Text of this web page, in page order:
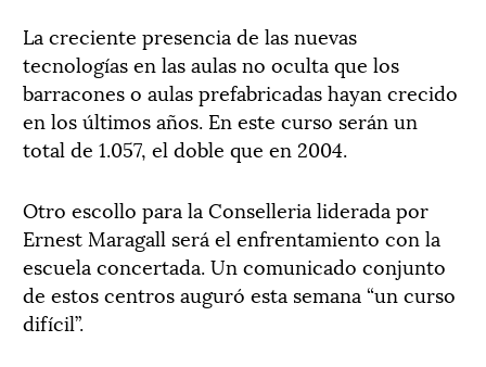
La creciente presencia de las nuevas
tecnologías en las aulas no oculta que los
barracones o aulas prefabricadas hayan crecido
en los últimos años. En este curso serán un
total de 1.057, el doble que en 2004.
Otro escollo para la Conselleria liderada por
Ernest Maragall será el enfrentamiento con la
escuela concertada. Un comunicado conjunto
de estos centros auguró esta semana “un curso
difícil”.